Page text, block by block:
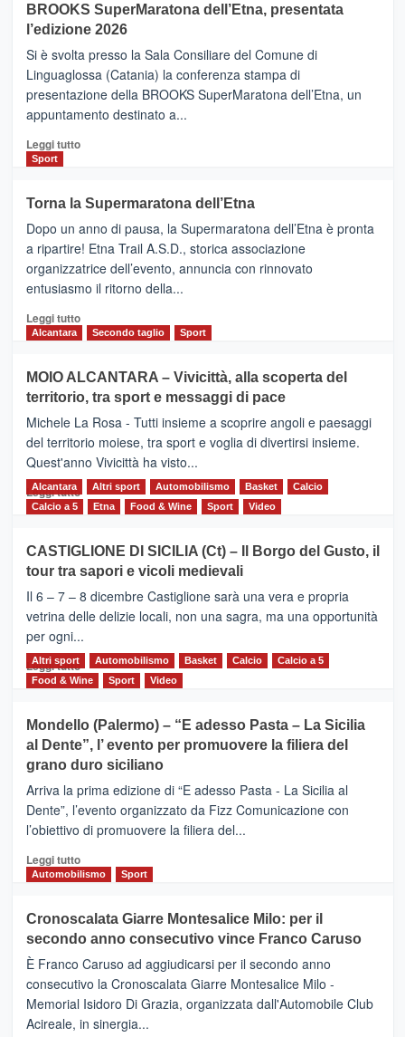
con
la
Al
via
i
collegamenti
BROOKS SuperMaratona dell’Etna, presentata
l’edizione 2026
Si è svolta presso la Sala Consiliare del Comune di
Linguaglossa (Catania) la conferenza stampa di
presentazione della BROOKS SuperMaratona dell’Etna, un
appuntamento destinato a...
Leggi tuttoLeggi
BROOKS
SuperMaratona
dell’Etna,
presentata
l’edizione
2026
Sport
Torna la Supermaratona dell’Etna
Dopo un anno di pausa, la Supermaratona dell’Etna è pronta
a ripartire! Etna Trail A.S.D., storica associazione
organizzatrice dell’evento, annuncia con rinnovato
entusiasmo il ritorno della...
Leggi tuttoLeggi
Torna
la
Supermaratona
dell’Etna
Alcantara Secondo taglio Sport
MOIO ALCANTARA – Vivicittà, alla scoperta del
territorio, tra sport e messaggi di pace
Michele La Rosa - Tutti insieme a scoprire angoli e paesaggi
del territorio moiese, tra sport e voglia di divertirsi insieme.
Quest'anno Vivicittà ha visto...
Leggi tutto Leggi
MOIO
ALCANTARA
–
Vivicittà,
alla
scoperta
del
territorio,
e
messaggi
di
Alcantara Altri sport Automobilismo Basket
Calcio
Calcio a 5
Etna Food & Wine Sport Video
CASTIGLIONE DI SICILIA (Ct) – Il Borgo del Gusto, il
tour tra sapori e vicoli medievali
Il 6 – 7 – 8 dicembre Castiglione sarà una vera e propria
vetrina delle delizie locali, non una sagra, ma una opportunità
per ogni...
Leggi tuttoLeggi
di
CASTIGLIONE
DI
SICILIA
(Ct)
–
Il
Borgo
Gusto,
il
tra
sapori
vicoli
medievali
Altri sport Automobilismo Basket Calcio
Calcio a 5
Food & Wine
Sport Video
Mondello (Palermo) – “E adesso Pasta – La Sicilia
al Dente”, l’ evento per promuovere la filiera del
grano duro siciliano
Arriva la prima edizione di “E adesso Pasta - La Sicilia al
Dente”, l’evento organizzato da Fizz Comunicazione con
l’obiettivo di promuovere la filiera del...
Leggi tuttoLeggi
di
Mondello
(Palermo)
–
“E
adesso
Pasta
–
Automobilismo Sport
Cronoscalata Giarre Montesalice Milo: per il
secondo anno consecutivo vince Franco Caruso
È Franco Caruso ad aggiudicarsi per il secondo anno
consecutivo la Cronoscalata Giarre Montesalice Milo -
Memorial Isidoro Di Grazia, organizzata dall'Automobile Club
Acireale, in sinergia...